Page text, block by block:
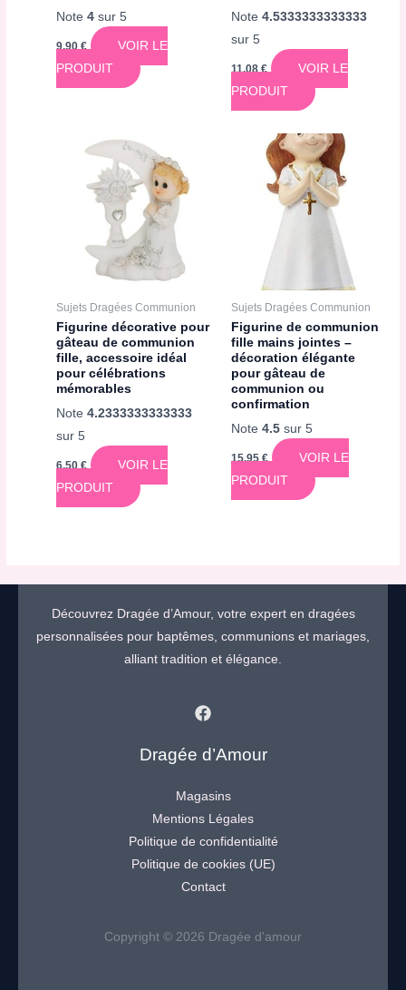
Note4 sur 5
9,90€
VOIR LE
PRODUIT
Note 4.5333333333333
sur 5
11,08€
VOIR LE
PRODUIT
Sujets Dragées Communion
Figurine décorative pour
gâteau de communion
fille, accessoire idéal
pour célébrations
mémorables
Note4.2333333333333
sur 5
6,50€
VOIR LE
PRODUIT
Sujets Dragées Communion
Figurine de communion
fille mains jointes –
décoration élégante
pour gâteau de
communion ou
confirmation
Note 4.5sur 5
15,95€
VOIR LE
PRODUIT
Découvrez Dragée d’Amour, votre expert en dragées
personnalisées pour baptêmes, communions et mariages,
alliant tradition et élégance.
Dragée d’Amour
Magasins
Mentions Légales
Politique de confidentialité
Politique de cookies (UE)
Contact
Copyright © 2026 Dragée d'amour